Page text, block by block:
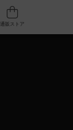
人気ボードゲーム